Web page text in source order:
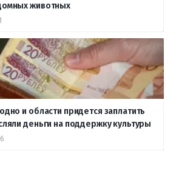
животных
и области придется заплатить
деньги на поддержку культуры